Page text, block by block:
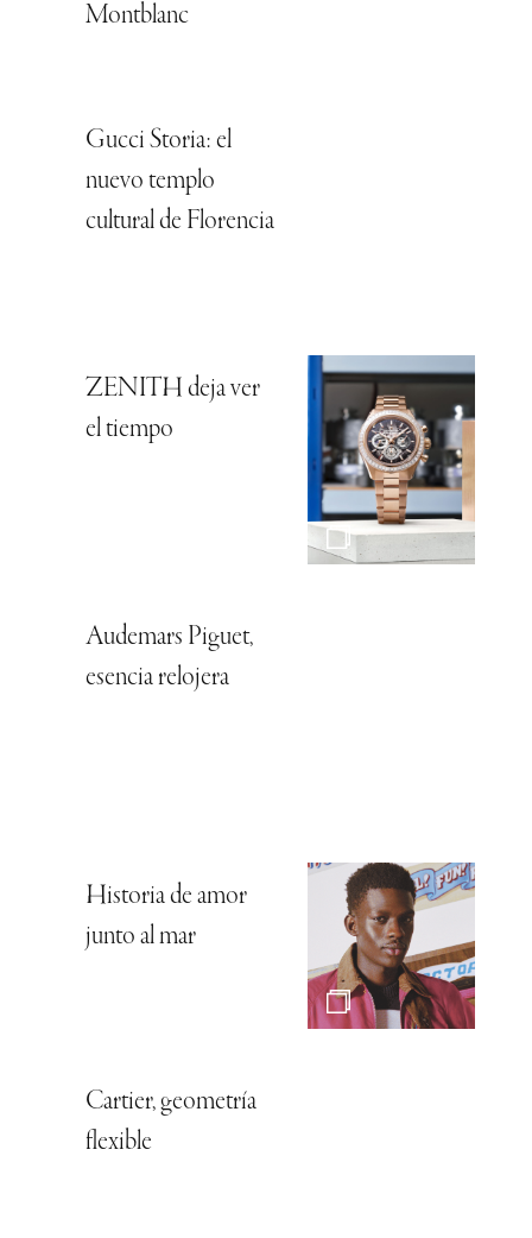
Montblanc
Gucci Storia: el
nuevo templo
cultural de Florencia
ZENITH deja ver
el tiempo
Audemars Piguet,
esencia relojera
Historia de amor
junto al mar
Cartier, geometría
flexible